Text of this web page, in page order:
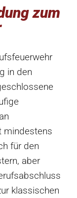
zum
in den
mindestens
für den
aber
klassischen